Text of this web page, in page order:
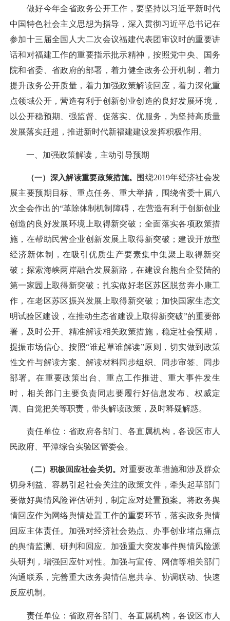
做好今年全省政务公开工作，要坚持以习近平新时代
中国特色社会主义思想为指导，深入贯彻习近平总书记在
参加十三届全国人大二次会议福建代表团审议时的重要讲
话和对福建工作的重要指示批示精神，按照党中央、国务
院和省委、省政府的部署，着力健全政务公开机制，着力
提升政务公开质量，着力加强政策解读回应，着力深化重
点领域公开，营造有利于创新创业创造的良好发展环境，
以公开稳预期、强监督、促落实、优服务，为坚持高质量
发展落实赶超，推进新时代新福建建设发挥积极作用。
一、加强政策解读，主动引导预期
（一）深入解读重要政策措施。 围绕2019年经济社会发
展主要预期目标、重点任务、重大举措，围绕省委十届八
次全会作出的“革除体制机制障碍，在营造有利于创新创业
创造的良好发展环境上取得新突破；全面落实各项政策措
施，在帮助民营企业创新发展上取得新突破；建设开放型
经济新体制，在吸引优质生产要素集中集聚上取得新突
破；探索海峡两岸融合发展新路，在建设台胞台企登陆的
第一家园上取得新突破；扎实做好老区苏区脱贫奔小康工
作，在老区苏区振兴发展上取得新突破；加快国家生态文
明试验区建设，在推动生态省建设上取得新突破”的重要部
署，及时公开、精准解读相关政策措施，稳定社会预期，
提振市场信心。按照“谁起草谁解读”原则，切实做到政策
性文件与解读方案、解读材料同步组织、同步审签、同步
部署。在重要政策出台、重点工作推进、重大事件发生
时，相关部门主要负责同志要履行好信息发布、权威定
调、自觉把关等职责，带头解读政策，及时释疑解惑。
责任单位：省政府各部门、各直属机构，各设区市人
民政府、平潭综合实验区管委会。
（二）积极回应社会关切。 对重要改革措施和涉及群众
切身利益、容易引起社会关注的政策文件，牵头起草部门
要做好舆情风险评估研判，制定应对处置预案。将政务舆
情回应作为网络舆情处置工作的重要环节，落实政务舆情
回应主体责任。加强对经济社会热点、办事创业堵点痛点
的舆情监测、研判和回应。加强重大突发事件舆情风险源
头研判，增强回应针对性。加强与宣传、网信等相关部门
沟通联系，完善重大政务舆情信息共享、协调联动、快速
反应机制。
责任单位：省政府各部门、各直属机构，各设区市人